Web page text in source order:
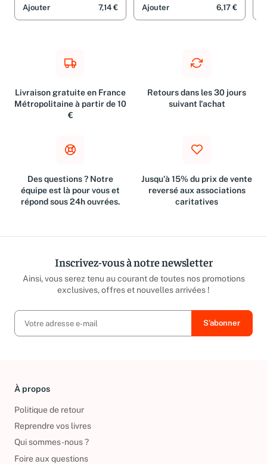
Ajouter 7,14 € Ajouter 6,17 €
Livraison gratuite en France
Métropolitaine à partir de 10
€
Retours dans les 30 jours
suivant l'achat
Des questions ? Notre
équipe est là pour vous et
répond sous 24h ouvrées.
Jusqu'à 15% du prix de vente
reversé aux associations
caritatives
Inscrivez-vous à notre newsletter
Ainsi, vous serez tenu au courant de toutes nos promotions
exclusives, offres et nouvelles arrivées !
À propos
Politique de retour
Reprendre vos livres
Qui sommes-nous ?
Foire aux questions